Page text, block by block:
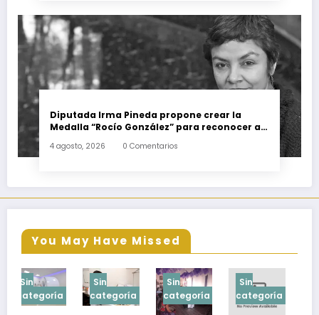
Diputada Irma Pineda propone crear la
Medalla “Rocío González” para reconocer a
4 agosto, 2026 0 Comentarios
You May Have Missed
Sin
categoría
Sin
categoría
Sin
categoría
Sin
categoría